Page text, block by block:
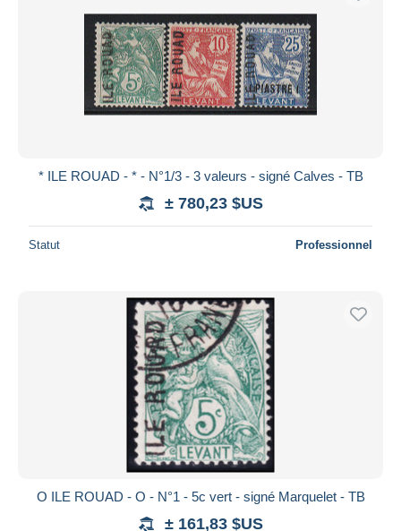
* ILE ROUAD - * - N°1/3 - 3 valeurs - signé Calves - TB
± 780,23 $US
Statut Professionnel
O ILE ROUAD - O - N°1 - 5c vert - signé Marquelet - TB
± 161,83 $US